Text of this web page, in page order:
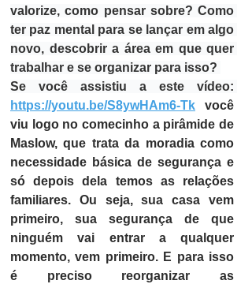
valorize, como pensar sobre? Como
ter paz mental para se lançar em algo
novo, descobrir a área em que quer
trabalhar e se organizar para isso?
https://youtu.be/S8ywHAm6-Tk você
viu logo no comecinho a pirâmide de
Maslow, que trata da moradia como
necessidade básica de segurança e
só depois dela temos as relações
familiares. Ou seja, sua casa vem
primeiro, sua segurança de que
ninguém vai entrar a qualquer
momento, vem primeiro. E para isso
é preciso reorganizar as